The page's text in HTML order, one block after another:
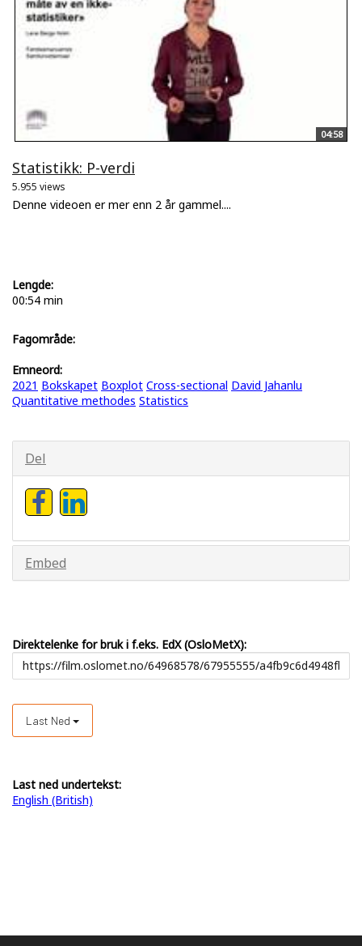
04:58
Statistikk: P-verdi
5.955 views
Denne videoen er mer enn 2 år gammel....
Lengde:
00:54 min
Fagområde:
Emneord:
2021 Bokskapet Boxplot Cross-sectional David Jahanlu
Quantitative methodes Statistics
Del
Embed
Direktelenke for bruk i f.eks. EdX (OsloMetX):
Last Ned
Last ned undertekst:
English (British)